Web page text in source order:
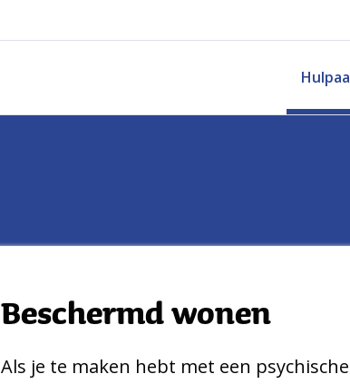
Beschermd wonen
Als je te maken hebt met een